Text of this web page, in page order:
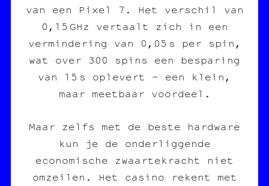
van een Pixel 7. Het verschil van
0,15 GHz vertaalt zich in een
vermindering van 0,05 s per spin,
wat over 300 spins een besparing
van 15 s oplevert – een klein,
maar meetbaar voordeel.
Maar zelfs met de beste hardware
kun je de onderliggende
economische zwaartekracht niet
omzeilen. Het casino rekent met